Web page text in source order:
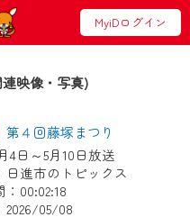
MyiDログイン
映像・写真)
第４回藤塚まつり
4日～5月10日放送
日進市のトピックス
00:02:18
2026/05/08
せ
Web TV』は2024
ルします！